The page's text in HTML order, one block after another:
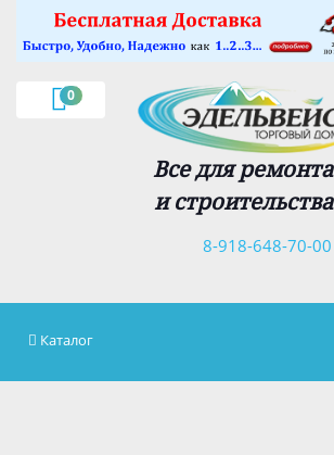
0
Все для ремонта
и строительства
8-918-648-70-00
Каталог